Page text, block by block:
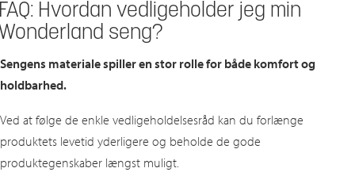
Hvordan vedligeholder jeg min
seng?
Sengens materiale spiller en stor rolle for både komfort og
holdbarhed.
Ved at følge de enkle vedligeholdelsesråd kan du forlænge
produktets levetid yderligere og beholde de gode
produktegenskaber længst muligt.